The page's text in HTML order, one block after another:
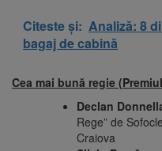
Citeste și: Analiză: 8
bagaj de cabină
Cea mai bună regie
Declan
Rege” de
Craiova